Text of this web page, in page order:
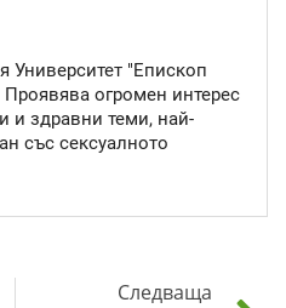
Университет "Епископ
огромен интерес
и здравни теми, най-
със сексуалното
Следваща